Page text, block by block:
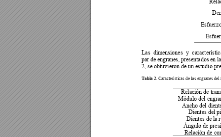
Las dimensiones y
par de engranes, presentados en
2, se obtuvieron de un estudio
Tabla 2. Características de los engranes
Relación de
Módulo del
Ancho del
Dientes del
Dientes de la
Ángulo de
Relación de